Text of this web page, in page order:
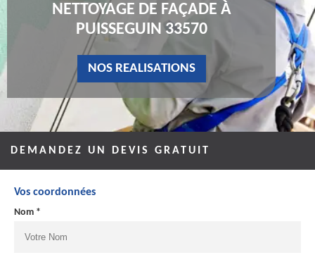
NETTOYAGE DE FAÇADE À
PUISSEGUIN 33570
NOS REALISATIONS
DEMANDEZ UN DEVIS GRATUIT
Vos coordonnées
Nom *